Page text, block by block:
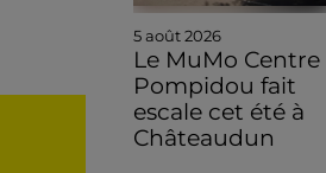
5 août 2026
Le MuMo Centre
Pompidou fait
escale cet été à
Châteaudun